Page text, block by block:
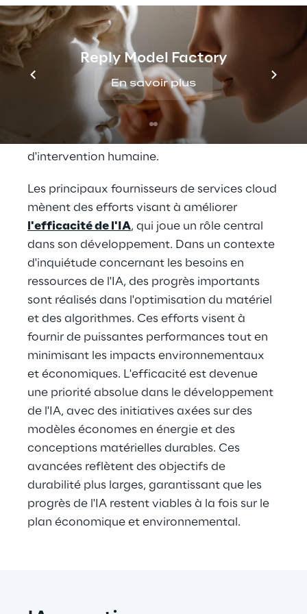
Reply Model Factory
En savoir plus
utilisateurs. Cela réduit le recours à la
reconversion manuelle, garantissant ainsi
que les systèmes restent efficaces dans des
environnements en évolution rapide.
Parallèlement, l'autonomie croissante de l'IA
permet de libérer son potentiel pour
effectuer des tâches complexes, y compris
la prise de décisions, avec un minimum
d'intervention humaine.
Les principaux fournisseurs de services cloud
mènent des efforts visant à améliorer
l'efficacité de l'IA, qui joue un rôle central
dans son développement. Dans un contexte
d'inquiétude concernant les besoins en
ressources de l'IA, des progrès importants
sont réalisés dans l'optimisation du matériel
et des algorithmes. Ces efforts visent à
fournir de puissantes performances tout en
minimisant les impacts environnementaux
et économiques. L'efficacité est devenue
une priorité absolue dans le développement
de l'IA, avec des initiatives axées sur des
modèles économes en énergie et des
conceptions matérielles durables. Ces
avancées reflètent des objectifs de
durabilité plus larges, garantissant que les
progrès de l'IA restent viables à la fois sur le
plan économique et environnemental.